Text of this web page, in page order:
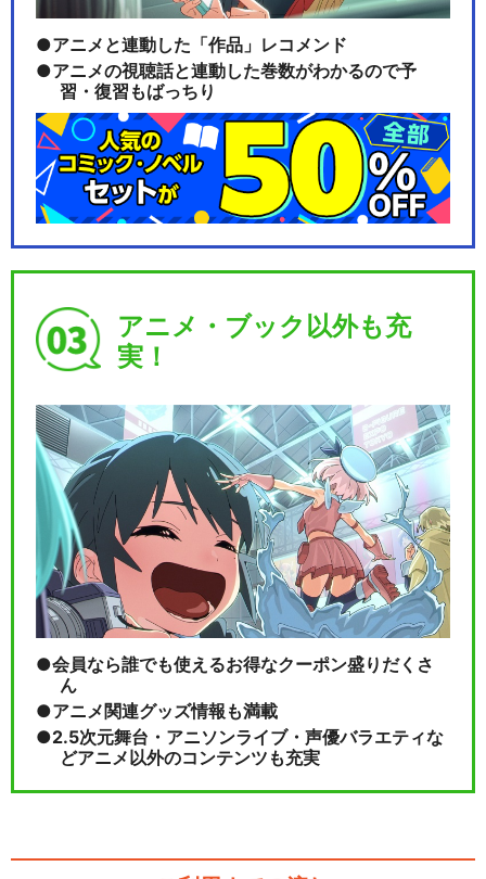
アニメと連動した「作品」レコメンド
アニメの視聴話と連動した巻数がわかるので予
習・復習もばっちり
アニメ・ブック以外も充
実！
会員なら誰でも使えるお得なクーポン盛りだくさ
ん
アニメ関連グッズ情報も満載
2.5次元舞台・アニソンライブ・声優バラエティな
どアニメ以外のコンテンツも充実